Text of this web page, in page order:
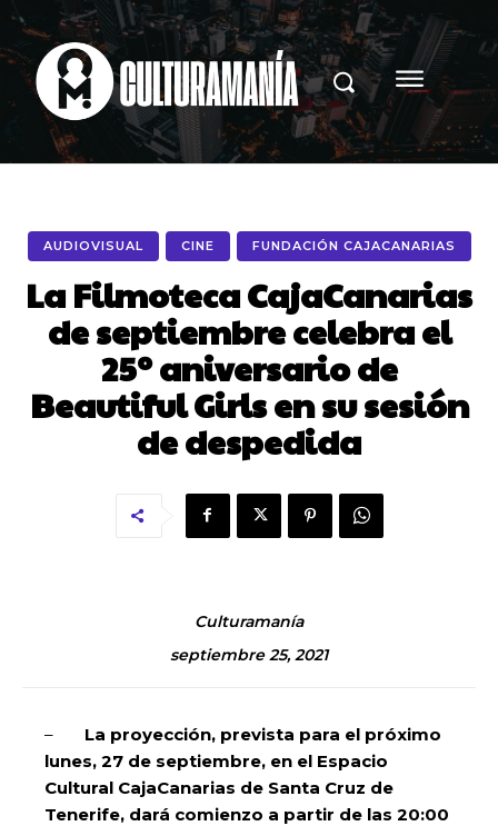
AUDIOVISUAL CINE FUNDACIÓN CAJACANARIAS
La Filmoteca CajaCanarias
de septiembre celebra el
25º aniversario de
Beautiful Girls en su sesión
de despedida
Culturamanía
septiembre 25, 2021
– La proyección, prevista para el próximo
lunes, 27 de septiembre, en el Espacio
Cultural CajaCanarias de Santa Cruz de
Tenerife, dará comienzo a partir de las 20:00